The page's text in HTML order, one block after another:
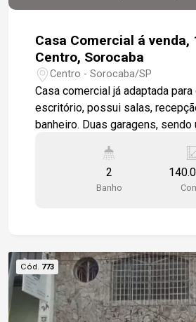
Casa Comercial á venda,
Centro, Sorocaba
Centro - Sorocaba/SP
Casa comercial já adaptada
escritório, possui salas, recepção. cozinha e
banheiro. Duas garagens, sendo
esquadrias são em madeira. A
2
Banho
Cód. 773